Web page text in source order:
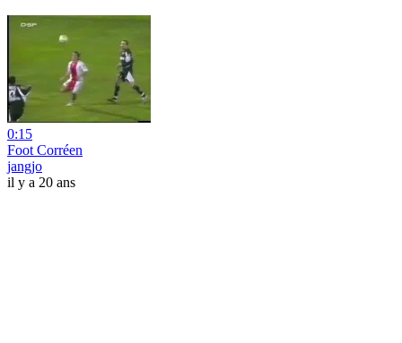
0:15
Foot Corréen
jangjo
il y a 20 ans